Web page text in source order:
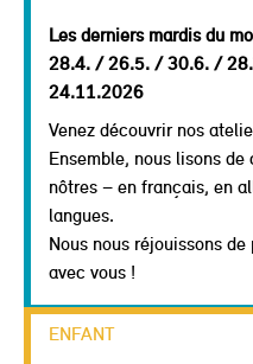
Les derniers mardis du
28.4. / 26.5. / 30.6. /
24.11.2026
Venez découvrir nos
Ensemble, nous lisons
nôtres – en français, en
langues.
Nous nous réjouissons
avec vous !
ENFANT